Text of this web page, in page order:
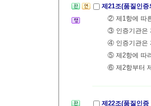
제21조(품질인
② 제1항에 따
③ 인증기관은
④ 인증기관은
⑤ 제2항에 따
⑥ 제2항부터
제22조(품질인